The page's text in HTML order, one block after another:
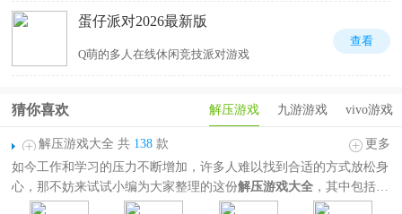
蛋仔派对2026最新版
Q萌的多人在线休闲竞技派对游戏
查看
解压游戏 九游游戏 vivo游戏
猜你喜欢
解压游戏大全 共 138 款
更多
如今工作和学习的压力不断增加，许多人难以找到合适的方式放松身
心，那不妨来试试小编为大家整理的这份解压游戏大全 ，其中包括开
心消消乐、梦幻家园、苏打序列、猪了个猪等热门休闲解压游戏，题